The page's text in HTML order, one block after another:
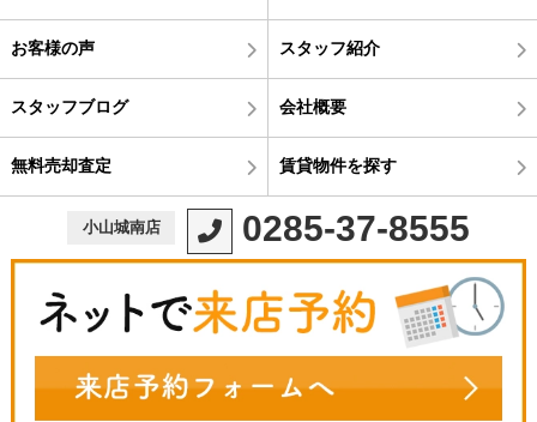
お客様の声 スタッフ紹介
スタッフブログ 会社概要
無料売却査定 賃貸物件を探す
小山城南店 0285-37-8555